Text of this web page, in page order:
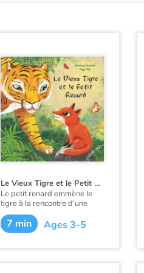
Le Vieux Tigre et le Petit Renard
Le petit renard emmène le
tigre à la rencontre d’une
biche et de son faon, de trois
bébés pandas puis de quatre
singes agiles. Derrière le
7 min Ages 3-5